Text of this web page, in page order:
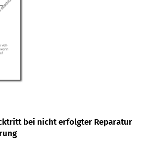
bei nicht erfolgter Reparatur